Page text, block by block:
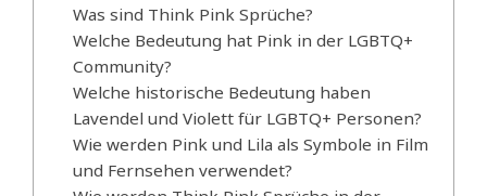
Was sind Think Pink Sprüche?
Welche Bedeutung hat Pink in der LGBTQ+
Community?
Welche historische Bedeutung haben
Lavendel und Violett für LGBTQ+ Personen?
Wie werden Pink und Lila als Symbole in Film
und Fernsehen verwendet?